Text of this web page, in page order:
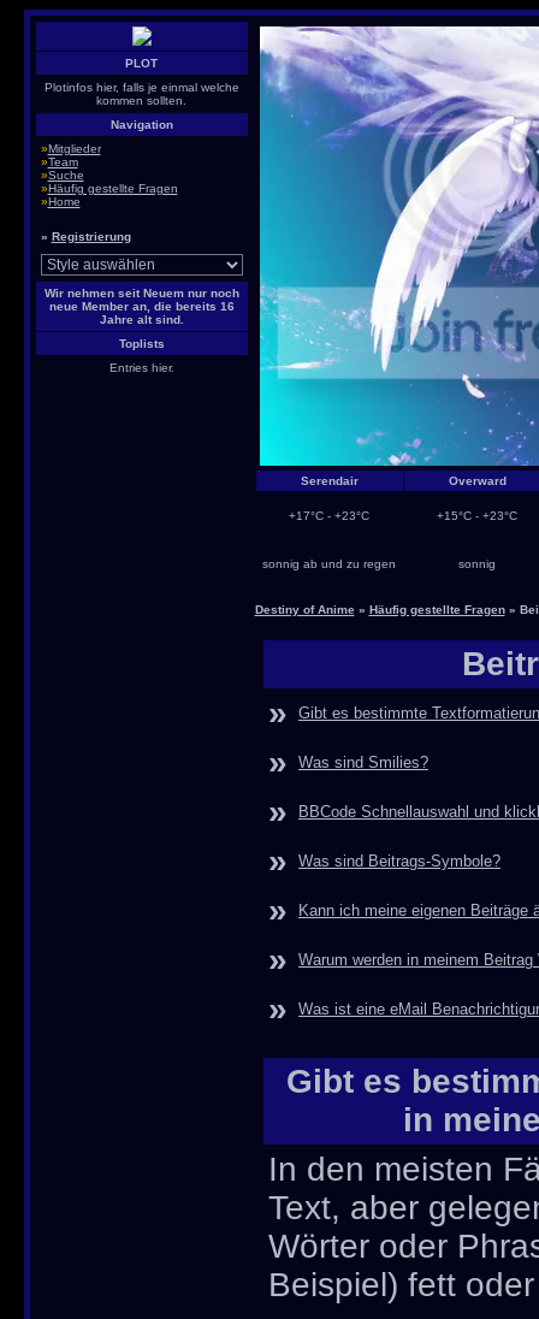
PLOT
Plotinfos hier, falls je einmal welche
kommen sollten.
Navigation
»Mitglieder
»Team
»Suche
»Häufig gestellte Fragen
»Home
» Registrierung
Wir nehmen seit Neuem nur noch
neue Member an, die bereits 16
Jahre alt sind.
Toplists
Entries hier.
Serendair Overward
+17°C - +23°C +15°C - +23°C
sonnig ab und zu regen sonnig
Destiny of Anime» Häufig gestellte Fragen»
»
Gibt es bestimmte
» Was sind Smilies?
» BBCode Schnellauswahl und
» Was sind Beitrags-Symbole?
» Kann ich meine eigenen Beiträge
» Warum werden in meinem
» Was ist eine eMail
Gibt es
in
In den meisten
Text, aber
Wörter oder
Beispiel) fett